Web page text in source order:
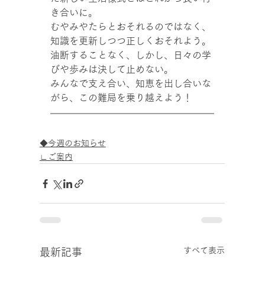
き合いに。
むやみやたらとおそれるのではなく、
知識を更新しつつ正しくおそれよう。
油断することなく、しかし、日々の学
びや歩みは決して止めない。
みんなで支え合い、知恵を出し合いな
がら、この難局を乗り越えよう！
◆今週のお知らせ
∟ご案内
最新記事 すべて表示